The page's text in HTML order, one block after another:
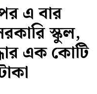
এ বার
স্কুল,
এক কোটি